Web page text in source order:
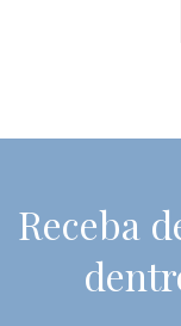
Receba